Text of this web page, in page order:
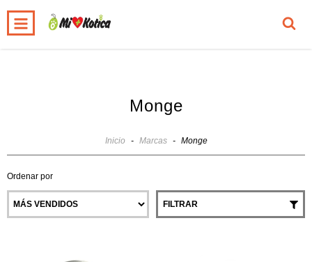
INICIO 0
Monge
Inicio - Marcas - Monge
Ordenar por
FILTRAR